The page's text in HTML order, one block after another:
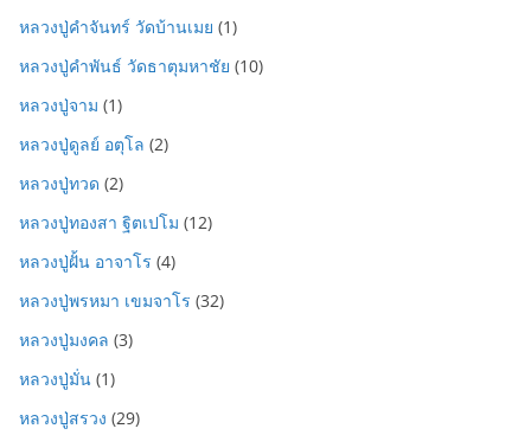
หลวงปู่คำจันทร์ วัดบ้านเมย (1)
หลวงปู่คำพันธ์ วัดธาตุมหาชัย (10)
หลวงปู่จาม (1)
หลวงปู่ดูลย์ อตุโล (2)
หลวงปู่ทวด (2)
หลวงปู่ทองสา ฐิตเปโม (12)
หลวงปู่ฝั้น อาจาโร (4)
หลวงปู่พรหมา เขมจาโร (32)
หลวงปู่มงคล (3)
หลวงปู่มั่น (1)
หลวงปู่สรวง (29)